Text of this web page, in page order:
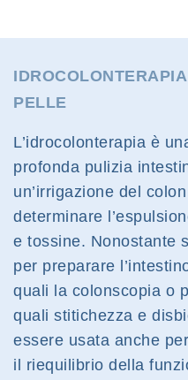
PELLE
L’idrocolonterapia è
profonda pulizia
un’irrigazione del
determinare
e tossine. Nonostante
per preparare
quali la colonscopia o
quali stitichezza e
essere usata anche
il riequilibrio della